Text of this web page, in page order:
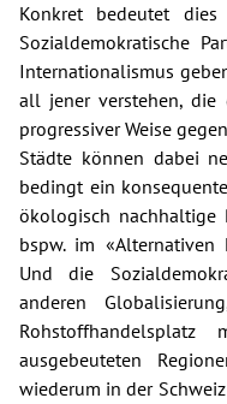
Konkret bedeutet
Sozialdemokratische
Internationalismus
all jener verstehen, die
progressiver Weise
Städte können dabei
bedingt ein
ökologisch nachhaltige
bspw. im «Alternativen
Und die
anderen
ausgebeuteten
wiederum in der